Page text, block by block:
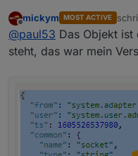
Ja,common.type
Offline
mickym MOST ACTIVE
@paul53 Das Objekt
steht, das war mein